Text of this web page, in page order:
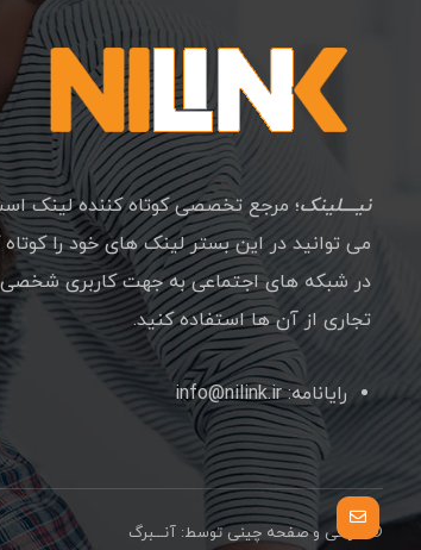
نیــــلینک؛ مرجع تخصصی کوتاه کننده لینک
می توانید در این بستر لینک های خود را کوتاه
در شبکه های اجتماعی به جهت کاربری شخصی
تجاری از آن ها استفاده کنید.
رایانامه: info@nilink.ir
© طراحی و صفحه چینی توسط: آنـــبرگ